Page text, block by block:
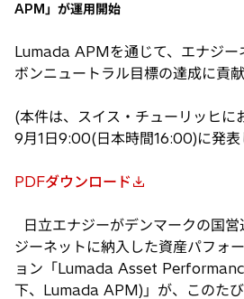
APM」が運用開始
Lumada APMを通じて、エナジ
ボンニュートラル目標の達成に貢献
(本件は、スイス・チューリッヒに
9月1日9:00(日本時間16:00)に発表
PDFダウンロード
新
い
タ
ブ
日立エナジーがデンマークの国
ジーネットに納入した資産パフォ
ョン「Lumada Asset
下、Lumada APM)」が、このた